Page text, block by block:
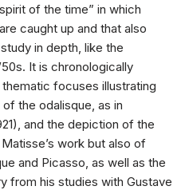
of the time” in which
caught up and that also
in depth, like the
It is chronologically
focuses illustrating
the odalisque, as in
and the depiction of the
work but also of
and Picasso, as well as the
from his studies with Gustave